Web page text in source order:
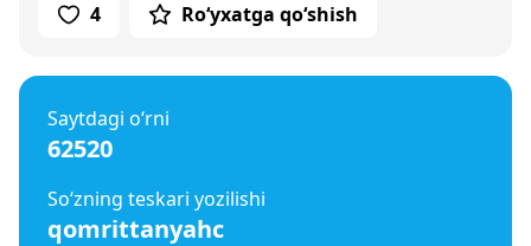
4 Ro‘yxatga qo‘shish
Saytdagi o‘rni
62520
So‘zning teskari yozilishi
qomrittanyahc